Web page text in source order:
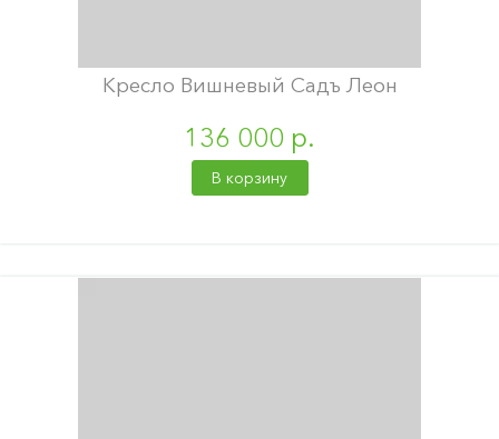
Кресло Вишневый Садъ Леон
136 000 р.
В корзину